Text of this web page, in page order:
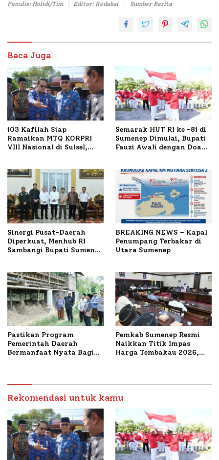
Penulis: Holidi/Tim Editor: Redaksi Sumber Berita
Baca Juga
103 Kafilah Siap
Ramaikan MTQ KORPRI
VIII Nasional di Sulsel,
Semarak HUT RI ke -81 di
Sumenep Dimulai, Bupati
Fauzi Awali dengan Doa
Sinergi Pusat-Daerah
Diperkuat, Menhub RI
Sambangi Bupati Sumenep
BREAKING NEWS – Kapal
Penumpang Terbakar di
Utara Sumenep
Pastikan Program
Pemerintah Daerah
Bermanfaat Nyata Bagi
Petelur di Desa Bataal
Timur
Pemkab Sumenep Resmi
Naikkan Titik Impas
Harga Tembakau 2026,
Rekomendasi untuk kamu